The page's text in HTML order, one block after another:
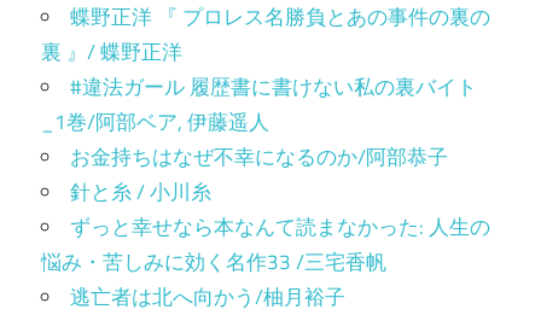
蝶野正洋 『 プロレス名勝負とあの事件の裏の
裏 』/ 蝶野正洋
#違法ガール 履歴書に書けない私の裏バイト
_1巻/阿部ベア, 伊藤遥人
お金持ちはなぜ不幸になるのか/阿部恭子
針と糸 / 小川糸
ずっと幸せなら本なんて読まなかった: 人生の
悩み・苦しみに効く名作33 /三宅香帆
逃亡者は北へ向かう/柚月裕子